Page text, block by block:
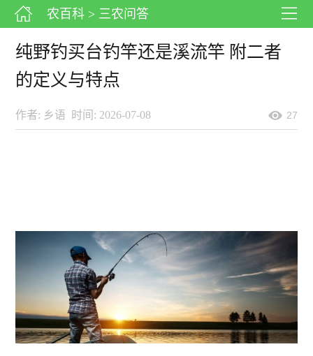
农百科 > 三农问答
纯野钓买台钓竿还是溪流竿 附二者
的定义与特点
作者: 乡语 时间: 2026-07-08 27